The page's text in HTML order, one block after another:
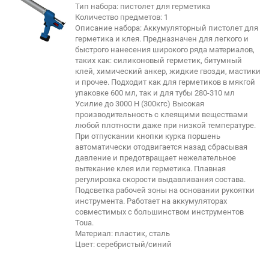
Тип набора: пистолет для герметика
Количество предметов: 1
Описание набора: Аккумуляторный пистолет для
герметика и клея. Предназначен для легкого и
быстрого нанесения широкого ряда материалов,
таких как: силиконовый герметик, битумный
клей, химический анкер, жидкие гвозди, мастики
и прочее. Подходит как для герметиков в мякгой
упаковке 600 мл, так и для тубы 280-310 мл
Усилие до 3000 Н (300кгс) Высокая
производительность с клеящими веществами
любой плотности даже при низкой температуре.
При отпускании кнопки курка поршень
автоматически отодвигается назад сбрасывая
давление и предотвращает нежелательное
вытекание клея или герметика. Плавная
регулировка скорости выдавливания состава.
Подсветка рабочей зоны на основании рукоятки
инструмента. Работает на аккумуляторах
совместимых с большинством инструментов
Toua.
Материал: пластик, сталь
Цвет: серебристый/синий